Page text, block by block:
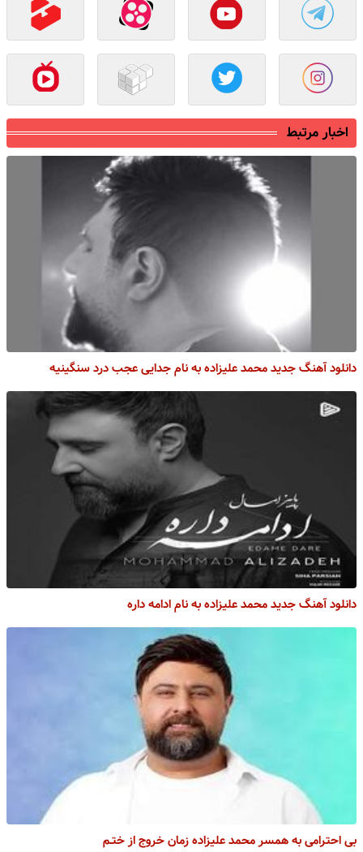
اخبار مرتبط
دانلود آهنگ جدید محمد علیزاده به نام جدایی عجب درد سنگینیه
دانلود آهنگ جدید محمد علیزاده به نام ادامه داره
بی احترامی به همسر محمد علیزاده زمان خروج از ختـم